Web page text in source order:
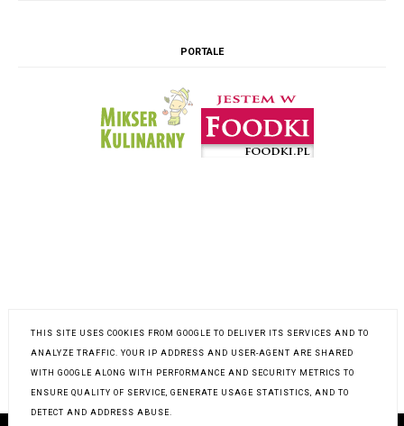
PORTALE
INSTAGRAM @K.POLKOWSKA
THIS SITE USES COOKIES FROM GOOGLE TO DELIVER ITS SERVICES AND TO
ANALYZE TRAFFIC. YOUR IP ADDRESS AND USER-AGENT ARE SHARED
WITH GOOGLE ALONG WITH PERFORMANCE AND SECURITY METRICS TO
ENSURE QUALITY OF SERVICE, GENERATE USAGE STATISTICS, AND TO
DETECT AND ADDRESS ABUSE.